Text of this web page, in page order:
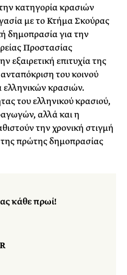
κατηγορία κρασιών
με το Κτήμα Σκούρας
δημοπρασία για την
Προστασίας
εξαιρετική επιτυχία της
του κοινού
ελληνικών κρασιών.
του ελληνικού κρασιού,
αλλά και η
την χρονική στιγμή
πρώτης δημοπρασίας
κάθε πρωί!